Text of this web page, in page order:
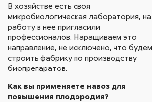
В хозяйстве есть своя
микробиологическая лаборатория, на
работу в нее пригласили
профессионалов. Наращиваем это
направление, не исключено, что будем
строить фабрику по производству
биопрепаратов.
Как вы применяете навоз для
повышения плодородия?